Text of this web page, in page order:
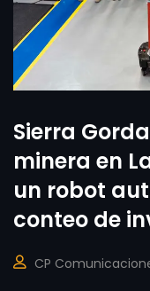
Sierra
minera en
un robot
conteo de
CP